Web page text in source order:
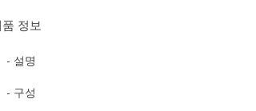
정보
- 설명
- 구성